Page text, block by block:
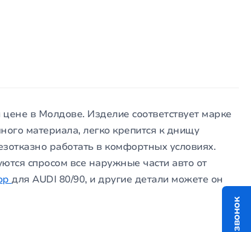
в Молдове. Изделие соответствует марке
материала, легко крепится к днищу
работать в комфортных условиях.
спросом все наружные части авто от
для AUDI 80/90, и другие детали можете он